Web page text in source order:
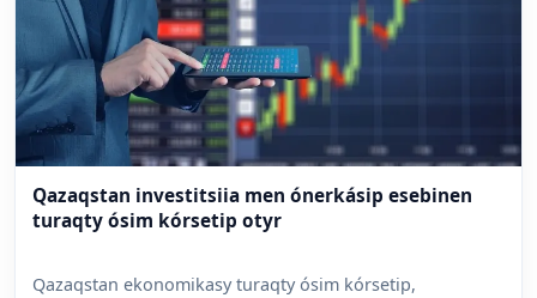
Qazaqstan investitsiia men ónerkásip esebinen
turaqty ósim kórsetip otyr
Qazaqstan ekonomikasy turaqty ósim kórsetip,